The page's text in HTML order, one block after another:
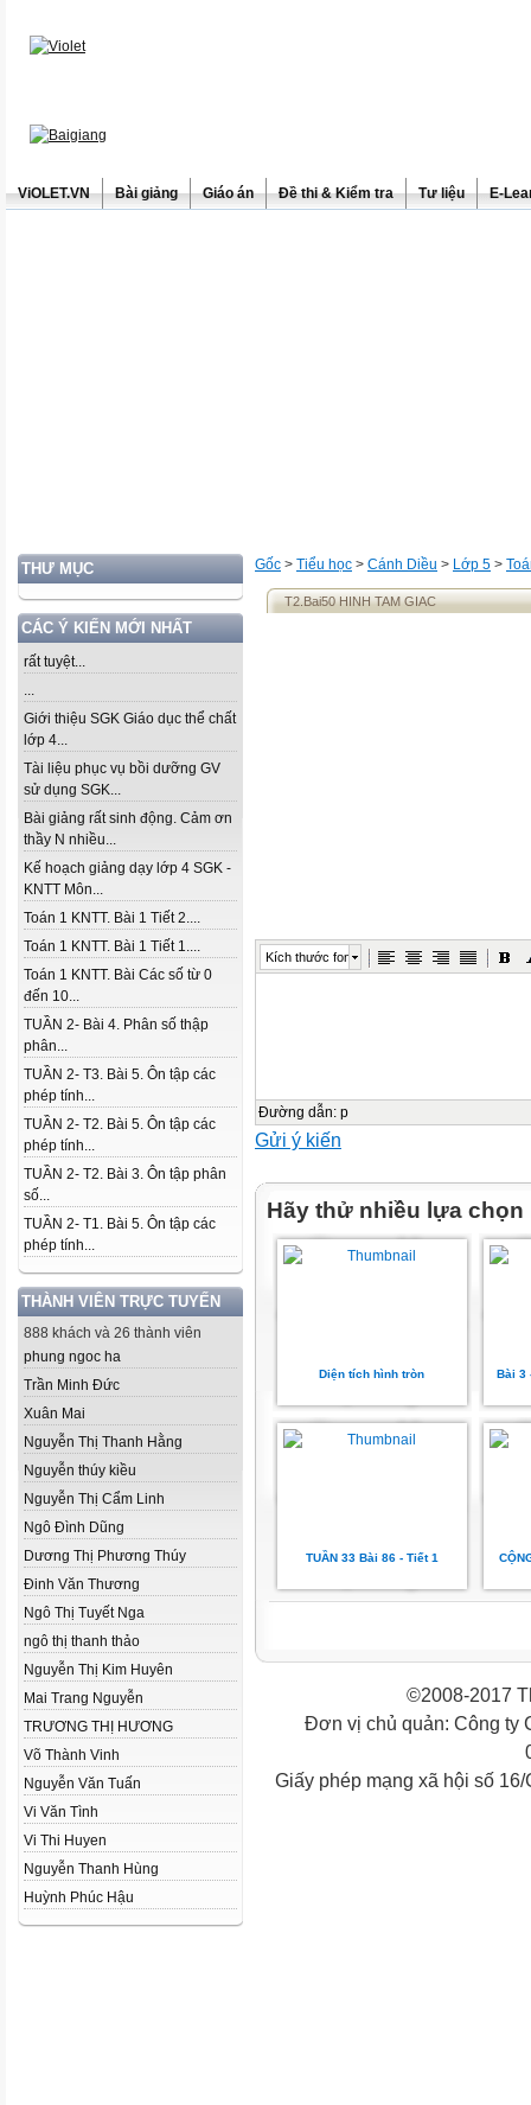
ViOLET.VN Bài giảng Giáo án Đề thi & Kiểm tra Tư liệu E-
THƯ MỤC
CÁC Ý KIẾN MỚI NHẤT
rất tuyệt...
...
Giới thiệu SGK Giáo dục thể chất
lớp 4...
Tài liệu phục vụ bồi dưỡng GV
sử dụng SGK...
Bài giảng rất sinh động. Cảm ơn
thầy N nhiều...
Kế hoạch giảng dạy lớp 4 SGK -
KNTT Môn...
Toán 1 KNTT. Bài 1 Tiết 2....
Toán 1 KNTT. Bài 1 Tiết 1....
Toán 1 KNTT. Bài Các số từ 0
đến 10...
TUẦN 2- Bài 4. Phân số thập
phân...
TUẦN 2- T3. Bài 5. Ôn tập các
phép tính...
TUẦN 2- T2. Bài 5. Ôn tập các
phép tính...
TUẦN 2- T2. Bài 3. Ôn tập phân
số...
TUẦN 2- T1. Bài 5. Ôn tập các
phép tính...
THÀNH VIÊN TRỰC TUYẾN
888 khách và 26 thành viên
phung ngoc ha
Trần Minh Đức
Xuân Mai
Nguyễn Thị Thanh Hằng
Nguyễn thúy kiều
Nguyễn Thị Cẩm Linh
Ngô Đình Dũng
Dương Thị Phương Thúy
Đinh Văn Thương
Ngô Thị Tuyết Nga
ngô thị thanh thảo
Nguyễn Thị Kim Huyên
Mai Trang Nguyễn
TRƯƠNG THỊ HƯƠNG
Võ Thành Vinh
Nguyễn Văn Tuấn
Vi Văn Tình
Vi Thi Huyen
Nguyễn Thanh Hùng
Huỳnh Phúc Hậu
Gốc > Tiểu học > Cánh Diều > Lớp 5 >
T2.Bai50 HINH TAM GIAC
Kích thước font
Đường dẫn: p
Gửi ý kiến
Hãy thử nhiều lựa chọn
Diện tích hình tròn Bài 3
TUẦN 33 Bài 86 - Tiết 1
©2008-2017
Đơn vị chủ quản: Công ty
Giấy phép mạng xã hội số